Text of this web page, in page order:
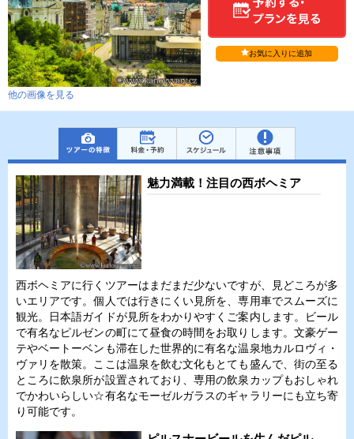
他の画像を見る
お気に入りに追加
魅力満載！注目の西ボヘミア
西ボヘミアに行くツアーはまだまだ少ないですが、見どころが多
いエリアです。個人では行きにくい見所を、専用車でスムーズに
観光。日本語ガイドが見所をわかりやすくご案内します。ビール
で有名なピルゼンの町にて昼食の時間をお取りします。文豪ゲー
テやベートーベンも滞在した世界的に有名な温泉地カルロヴィ・
ヴァリを散策。ここは温泉を飲む文化もとても盛んで、街の至る
ところに飲泉所が設置されており、専用の飲泉カップもおしゃれ
でかわいらしい☆有名なモーゼルガラスのギャラリーにも立ち寄
り可能です。